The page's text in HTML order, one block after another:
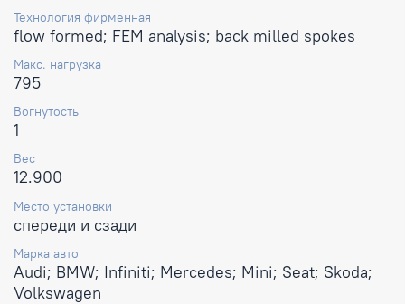
Технология фирменная
flow formed; FEM analysis; back milled spokes
Макс. нагрузка
795
Вогнутость
1
Вес
12.900
Место установки
спереди и сзади
Марка авто
Audi; BMW; Infiniti; Mercedes; Mini; Seat; Skoda;
Volkswagen